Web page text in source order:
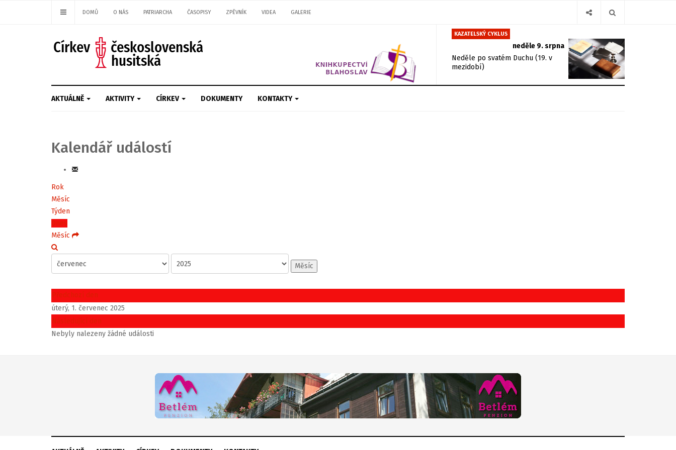
DOMŮ O NÁS PATRIARCHA ČASOPISY ZPĚVNÍK VIDEA GALERIE
KAZATELSKÝ CYKLUS
neděle 9. srpna
Neděle po svatém Duchu (19. v
mezidobí)
AKTUÁLNĚ AKTIVITY CÍRKEV DOKUMENTY KONTAKTY
Kalendář událostí
Rok
Měsíc
Týden
Dnes
Měsíc
Měsíc
Předchozí den
úterý, 1. červenec 2025
Následující den
Nebyly nalezeny žádné události